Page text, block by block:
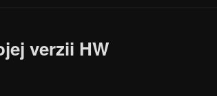
verzii HW